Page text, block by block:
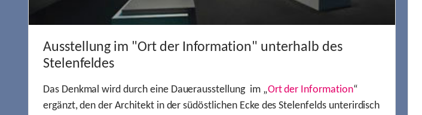
Ausstellung im "Ort der Information" unterhalb des
Stelenfeldes
Das Denkmal wird durch eine Dauerausstellung im „Ort der Information“
ergänzt, den der Architekt in der südöstlichen Ecke des Stelenfelds unterirdisch